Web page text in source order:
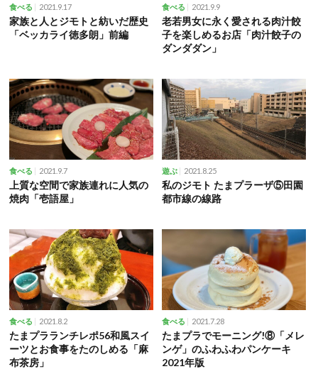
食べる 2021.9.17
家族と人とジモトと紡いだ歴史
「ベッカライ徳多朗」前編
食べる 2021.9.9
老若男女に永く愛される肉汁餃
子を楽しめるお店「肉汁餃子の
ダンダダン」
食べる 2021.9.7
上質な空間で家族連れに人気の
焼肉「壱語屋」
遊ぶ 2021.8.25
私のジモト たまプラーザ⑤田園
都市線の線路
食べる 2021.8.2
たまプラランチレポ56和風スイ
ーツとお食事をたのしめる「麻
布茶房」
食べる 2021.7.28
たまプラでモーニング!⑧「メレ
ンゲ」のふわふわパンケーキ
2021年版